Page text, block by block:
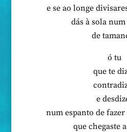
e se ao longe
dás à sola
de
ó tu
que te
e
num espanto de
que chegaste